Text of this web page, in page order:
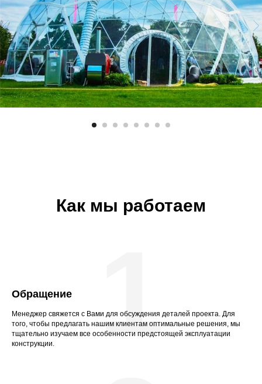
Как мы работаем
Обращение
Менеджер свяжется с Вами для обсуждения деталей проекта. Для
того, чтобы предлагать нашим клиентам оптимальные решения, мы
тщательно изучаем все особенности предстоящей эксплуатации
конструкции.
1